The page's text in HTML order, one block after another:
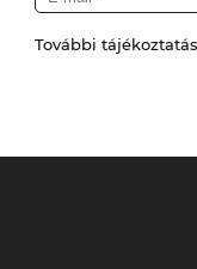
További